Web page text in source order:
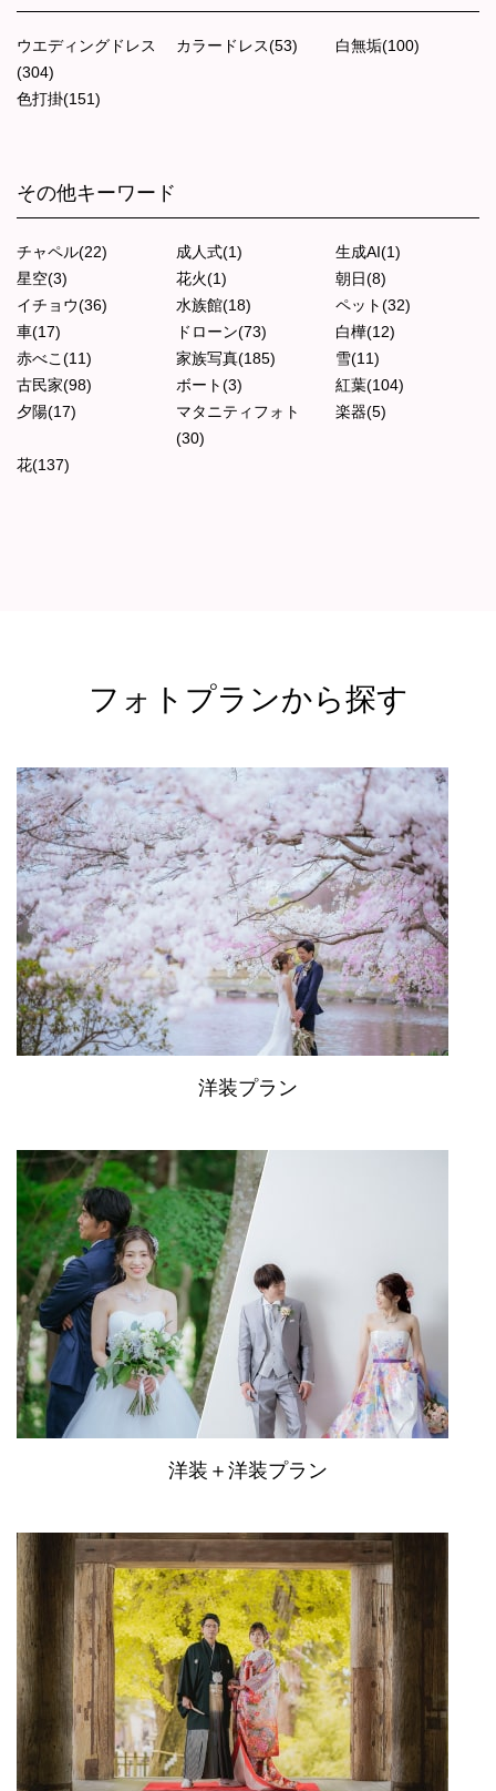
ウエディングドレス
(304)
カラードレス(53) 白無垢(100)
色打掛(151)
その他キーワード
チャペル(22) 成人式(1)
生成AI(1)
星空(3)
花火(1)
朝日(8)
イチョウ(36)
水族館(18)
ペット(32)
車(17)
ドローン(73)
白樺(12)
赤べこ(11)
家族写真(185)
雪(11)
古民家(98)
ボート(3)
紅葉(104)
夕陽(17)
マタニティフォト
(30)
楽器(5)
花(137)
フォトプランから探す
洋装プラン
洋装＋洋装プラン